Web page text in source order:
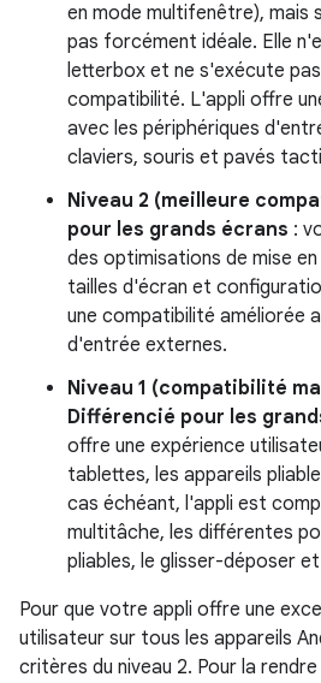
en mode multifenêtre), mais
pas forcément idéale. Elle
letterbox et ne s'exécute
compatibilité. L'appli offre
avec les périphériques
claviers, souris et pavés
Niveau 2 (meilleure
pour les grands écrans :
des optimisations de mise
tailles d'écran et
une compatibilité améliorée
d'entrée externes.
Niveau 1 (compatibilité
Différencié pour les
offre une expérience
tablettes, les appareils
cas échéant, l'appli est
multitâche, les différentes
pliables, le glisser-déposer
Pour que votre appli offre une
utilisateur sur tous les appareils
critères du niveau 2. Pour la